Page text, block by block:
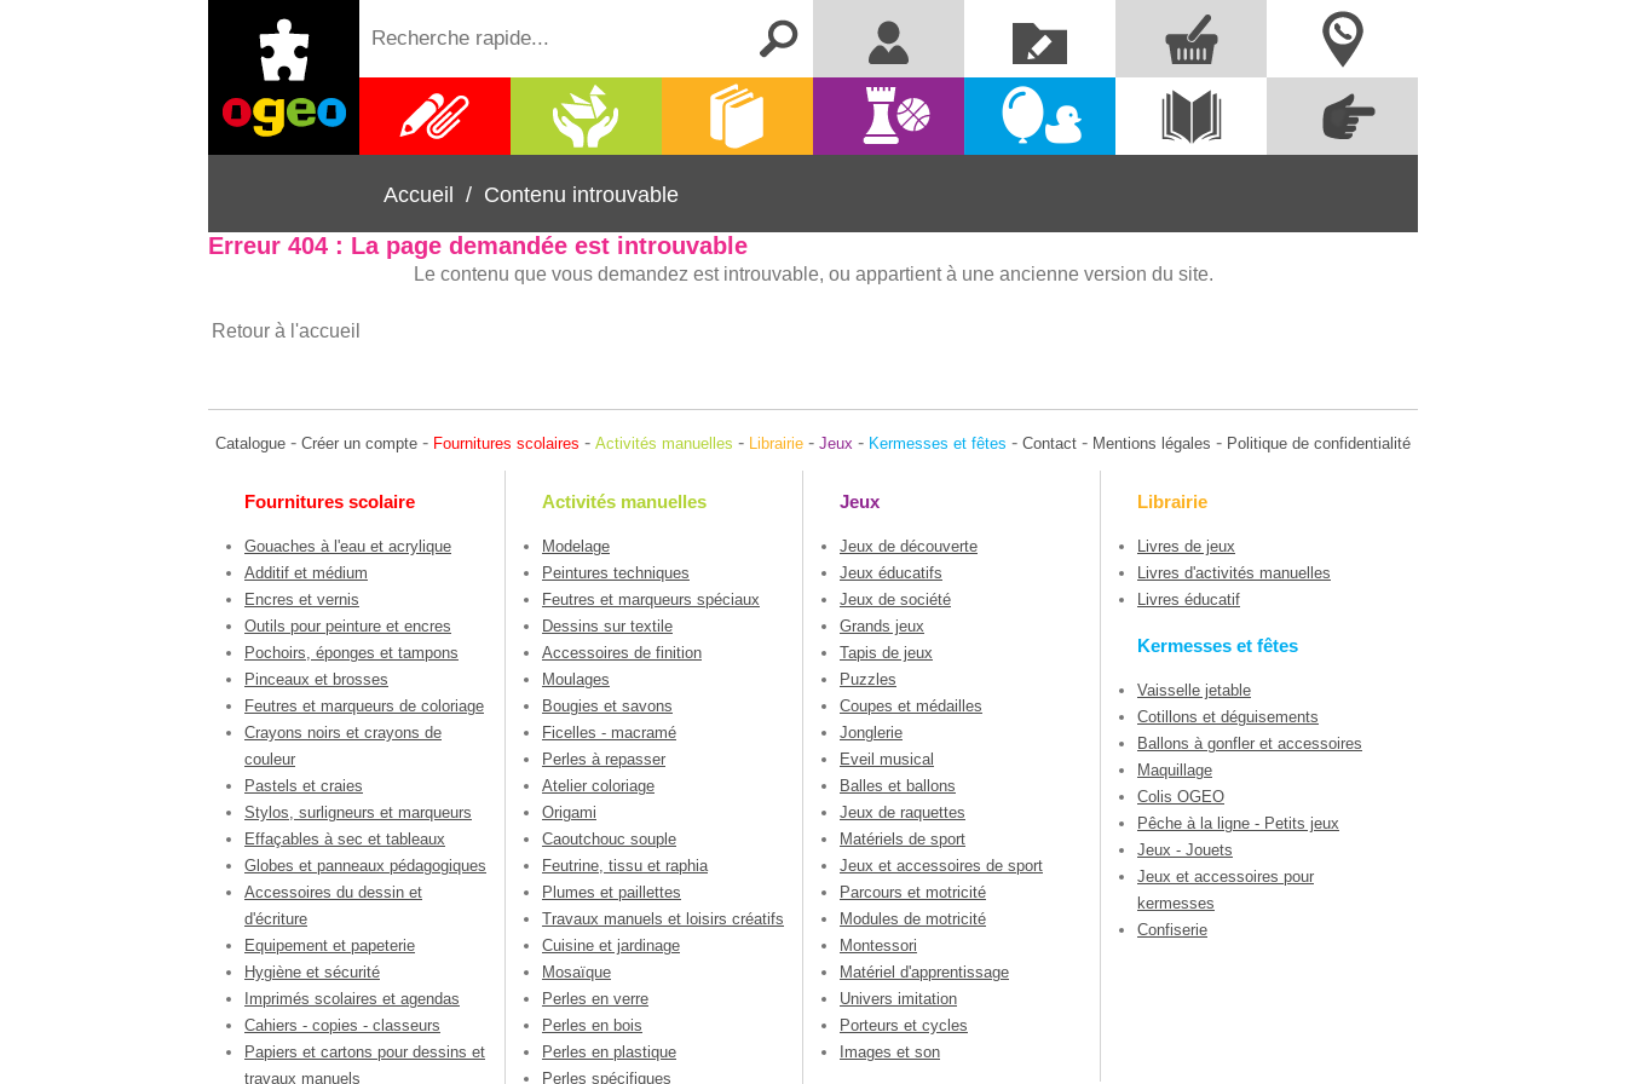
Me connecter
Créer un
compte
Nous contacter
Commandez
directement à partir
des références
Fournitures
scolaires
Activités
manuelles
Jeux
Kermesses
et fêtes
Voir le
catalogue
Accueil / Contenu introuvable
Erreur 404 : La page demandée est introuvable
Le contenu que vous demandez est introuvable, ou appartient à une ancienne version du site.
Retour à l'accueil
Catalogue - Créer un compte - Fournitures scolaires - Activités manuelles - Librairie - Jeux - Kermesses et fêtes - Contact - Mentions légales - Politique de confidentialité
Fournitures scolaire
Gouaches à l'eau et acrylique
Additif et médium
Encres et vernis
Outils pour peinture et encres
Pochoirs, éponges et tampons
Pinceaux et brosses
Feutres et marqueurs de coloriage
Crayons noirs et crayons de
couleur
Pastels et craies
Stylos, surligneurs et marqueurs
Effaçables à sec et tableaux
Globes et panneaux pédagogiques
Accessoires du dessin et
d'écriture
Equipement et papeterie
Hygiène et sécurité
Imprimés scolaires et agendas
Cahiers - copies - classeurs
Papiers et cartons pour dessins et
travaux manuels
Activités manuelles
Modelage
Peintures techniques
Feutres et marqueurs spéciaux
Dessins sur textile
Accessoires de finition
Moulages
Bougies et savons
Ficelles - macramé
Perles à repasser
Atelier coloriage
Origami
Caoutchouc souple
Feutrine, tissu et raphia
Plumes et paillettes
Travaux manuels et loisirs créatifs
Cuisine et jardinage
Mosaïque
Perles en verre
Perles en bois
Perles en plastique
Perles spécifiques
Jeux
Jeux de découverte
Jeux éducatifs
Jeux de société
Grands jeux
Tapis de jeux
Puzzles
Coupes et médailles
Jonglerie
Eveil musical
Balles et ballons
Jeux de raquettes
Matériels de sport
Jeux et accessoires de sport
Parcours et motricité
Modules de motricité
Montessori
Matériel d'apprentissage
Univers imitation
Porteurs et cycles
Images et son
Librairie
Livres de jeux
Livres d'activités manuelles
Livres éducatif
Kermesses et fêtes
Vaisselle jetable
Cotillons et déguisements
Ballons à gonfler et accessoires
Maquillage
Colis OGEO
Pêche à la ligne - Petits jeux
Jeux - Jouets
Jeux et accessoires pour
kermesses
Confiserie